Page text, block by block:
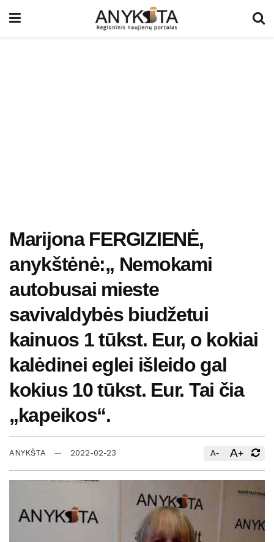
Marijona FERGIZIENĖ,
anykštėnė:„ Nemokami
autobusai mieste
savivaldybės biudžetui
kainuos 1 tūkst. Eur, o kokiai
kalėdinei eglei išleido gal
kokius 10 tūkst. Eur. Tai čia
„kapeikos“.
ANYKŠTA 2022-02-23 A- A+